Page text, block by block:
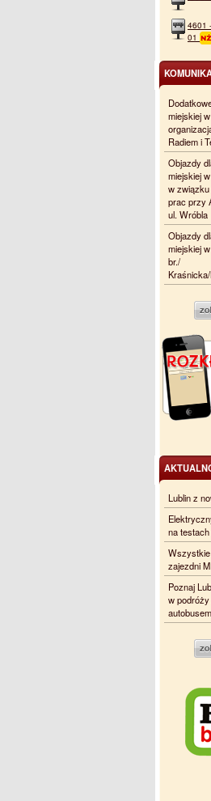
4601
01
miejskiej
Radiem i
Objazdy
miejskiej
w
prac przy
ul. Wróbla
Objazdy
miejskiej
br./
Lublin z
na
Wszystkie
zajezdni
Poznaj
w
autobusem